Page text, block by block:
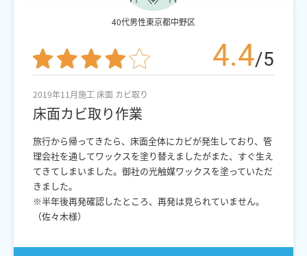
40代男性東京都中野区
4.4/5
2019年11月施工 床面 カビ取り
床面カビ取り作業
旅行から帰ってきたら、床面全体にカビが発生しており、管
理会社を通してワックスを塗り替えましたがまた、すぐ生え
てきてしまいました。御社の光触媒ワックスを塗っていただ
きました。
※半年後再発確認したところ、再発は見られていません。
（佐々木様）